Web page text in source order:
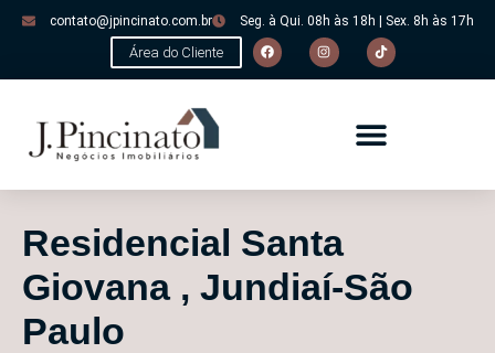
contato@jpincinato.com.br Seg. à Qui. 08h às 18h | Sex. 8h às 17h
Área do Cliente
Residencial Santa
Giovana , Jundiaí-São
Paulo